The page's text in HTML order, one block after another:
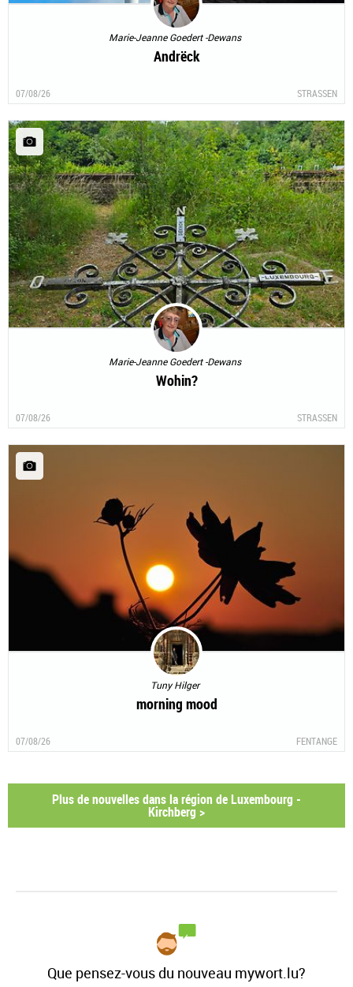
Marie-Jeanne Goedert -Dewans
Andrëck
07/08/26 STRASSEN
Marie-Jeanne Goedert -Dewans
Wohin?
07/08/26 STRASSEN
Tuny Hilger
morning mood
07/08/26 FENTANGE
Plus de nouvelles dans la région de Luxembourg -
Kirchberg >
Que pensez-vous du nouveau mywort.lu?